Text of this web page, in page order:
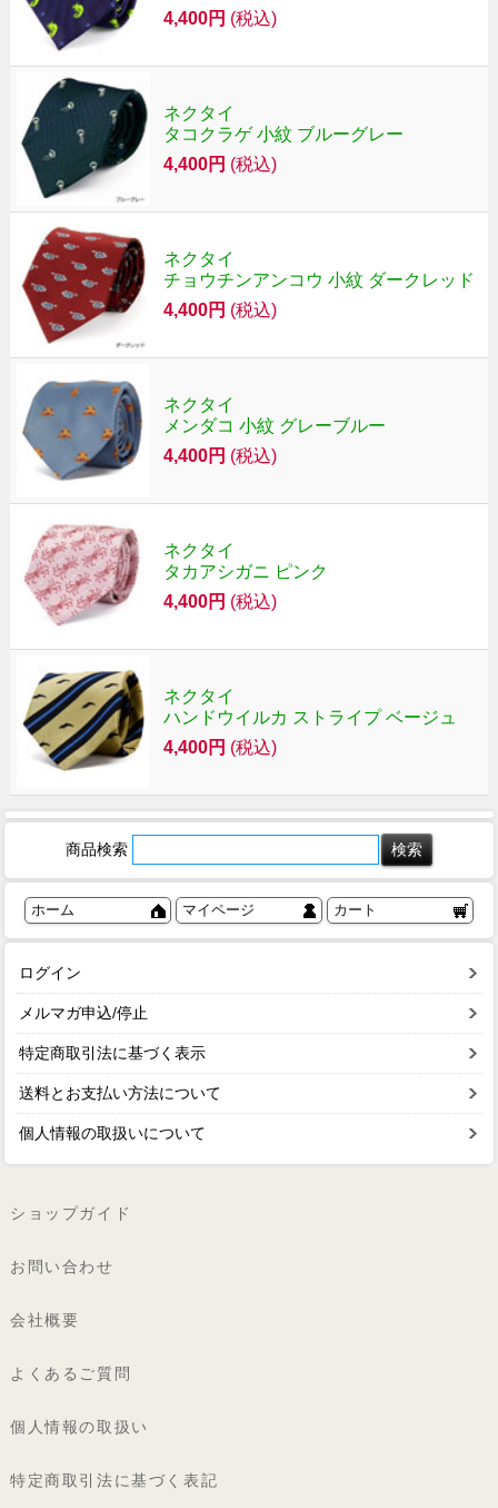
4,400円 (税込)
ネクタイ
タコクラゲ 小紋 ブルーグレー
4,400円 (税込)
ネクタイ
チョウチンアンコウ 小紋 ダークレッド
4,400円 (税込)
ネクタイ
メンダコ 小紋 グレーブルー
4,400円 (税込)
ネクタイ
タカアシガニ ピンク
4,400円 (税込)
ネクタイ
ハンドウイルカ ストライプ ベージュ
4,400円 (税込)
商品検索
ホーム マイページ カート
ログイン
メルマガ申込/停止
特定商取引法に基づく表示
送料とお支払い方法について
個人情報の取扱いについて
ショップガイド
お問い合わせ
会社概要
よくあるご質問
個人情報の取扱い
特定商取引法に基づく表記